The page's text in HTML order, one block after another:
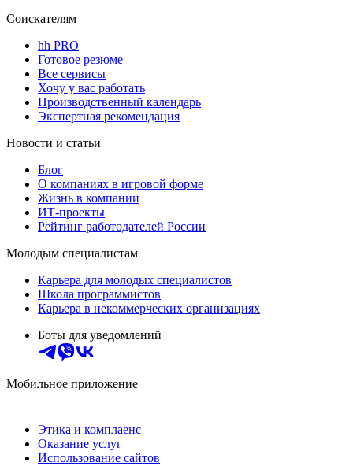
Соискателям
hh PRO
Готовое резюме
Все сервисы
Хочу у вас работать
Производственный календарь
Экспертная рекомендация
Новости и статьи
Блог
О компаниях в игровой форме
Жизнь в компании
ИТ-проекты
Рейтинг работодателей России
Молодым специалистам
Карьера для молодых специалистов
Школа программистов
Карьера в некоммерческих организациях
Боты для уведомлений
Мобильное приложение
Этика и комплаенс
Оказание услуг
Использование сайтов